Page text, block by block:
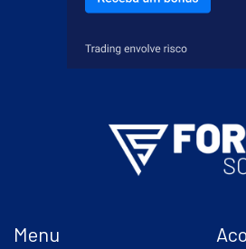
Menu